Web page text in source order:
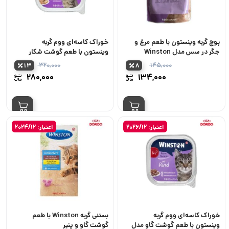
پوچ گربه وینستون با طعم مرغ و
جگر در سس مدل Winston
Feine Happchen mit
Geflugel Leber in Fond وزن
۱۴۵,۰۰۰
قیمت
اصلی:
بود.
۱۳۴,۰۰۰
فعلی:
8
خوراک کاسه‌ای ووم گربه
وینستون با طعم گوشت شکار
مدل Winston with Wild وزن ۳۲۰,۰۰۰
قیمت
بود.
۲۸۰,۰۰۰
فعلی:
13
اعتبار: 2026/12
خوراک کاسه‌ای ووم گربه
وینستون با طعم گوشت گاو مدل
اعتبار: 2024/12
بستنی گربه Winston با طعم
گوشت گاو و پنیر